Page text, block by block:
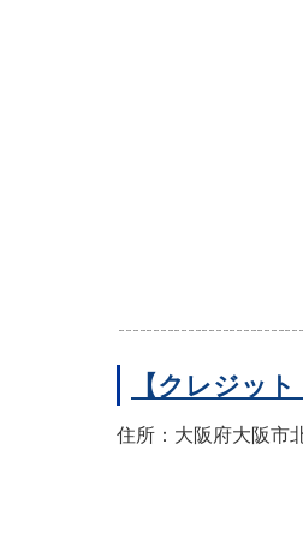
【クレジッ
住所：大阪府大阪市